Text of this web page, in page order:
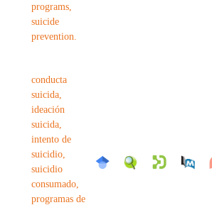
programs,
suicide
prevention.
conducta
suicida,
ideación
suicida,
intento de
suicidio,
suicidio
consumado,
programas de